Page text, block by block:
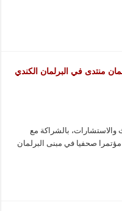
منتدى في البرلمان الكندي
والاستشارات، بالشراكة مع
مؤتمرا صحفيا في مبنى البرلمان